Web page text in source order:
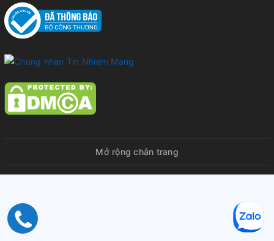
Mở rộng chân trang